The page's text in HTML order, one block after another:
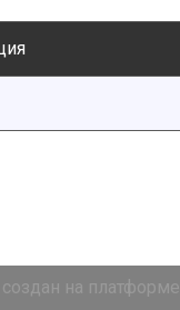
на платформе